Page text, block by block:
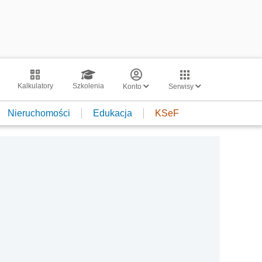
Kalkulatory Szkolenia Konto Serwisy
Nieruchomości Edukacja KSeF